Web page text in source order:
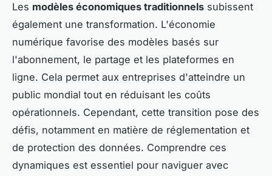
Les modèles économiques traditionnels subissent
également une transformation. L'économie
numérique favorise des modèles basés sur
l'abonnement, le partage et les plateformes en
ligne. Cela permet aux entreprises d'atteindre un
public mondial tout en réduisant les coûts
opérationnels. Cependant, cette transition pose des
défis, notamment en matière de réglementation et
de protection des données. Comprendre ces
dynamiques est essentiel pour naviguer avec